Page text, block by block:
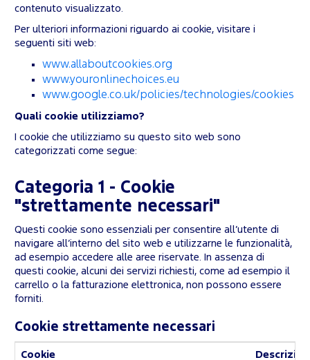
contenuto visualizzato.
Per ulteriori informazioni riguardo ai cookie, visitare i
seguenti siti web:
www.allaboutcookies.org
www.youronlinechoices.eu
www.google.co.uk/policies/technologies/cookies
Quali cookie utilizziamo?
I cookie che utilizziamo su questo sito web sono
categorizzati come segue:
Categoria 1 - Cookie
"strettamente necessari"
Questi cookie sono essenziali per consentire all’utente di
navigare all’interno del sito web e utilizzarne le funzionalità,
ad esempio accedere alle aree riservate. In assenza di
questi cookie, alcuni dei servizi richiesti, come ad esempio il
carrello o la fatturazione elettronica, non possono essere
forniti.
Cookie strettamente necessari
Cookie